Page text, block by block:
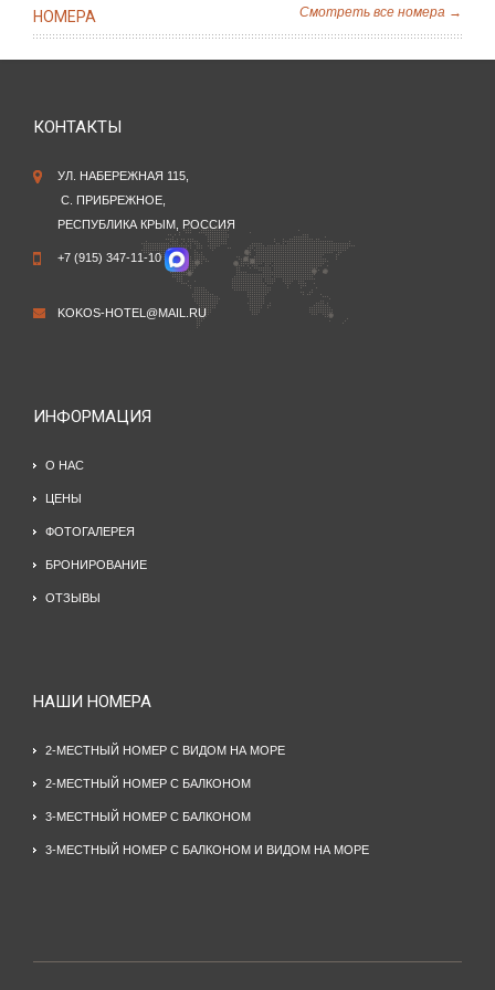
НОМЕРА Смотреть все номера →
КОНТАКТЫ
УЛ. НАБЕРЕЖНАЯ 115,
С. ПРИБРЕЖНОЕ,
РЕСПУБЛИКА КРЫМ, РОССИЯ
+7 (915) 347-11-10
KOKOS-HOTEL@MAIL.RU
ИНФОРМАЦИЯ
О НАС
ЦЕНЫ
ФОТОГАЛЕРЕЯ
БРОНИРОВАНИЕ
ОТЗЫВЫ
НАШИ НОМЕРА
2-МЕСТНЫЙ НОМЕР С ВИДОМ НА МОРЕ
2-МЕСТНЫЙ НОМЕР С БАЛКОНОМ
3-МЕСТНЫЙ НОМЕР С БАЛКОНОМ
3-МЕСТНЫЙ НОМЕР С БАЛКОНОМ И ВИДОМ НА МОРЕ